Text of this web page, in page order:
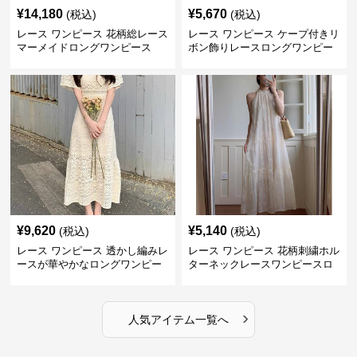
¥14,180 (税込)
レース ワンピース 花柄総レース
マーメイドロングワンピース
¥5,670 (税込)
レース ワンピース ケープ付きリ
ボン飾りレースロングワンピー
¥9,620 (税込)
レース ワンピース 透かし編みレ
ースが華やかなロングワンピー
¥5,140 (税込)
レース ワンピース 花柄刺繍ホル
ターネックレースワンピースロ
人気アイテム一覧へ ›